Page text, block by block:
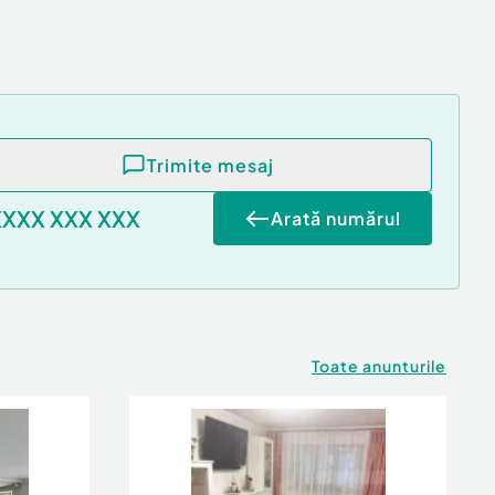
Trimite mesaj
XXX XXX Arată numărul
Toate anunturile